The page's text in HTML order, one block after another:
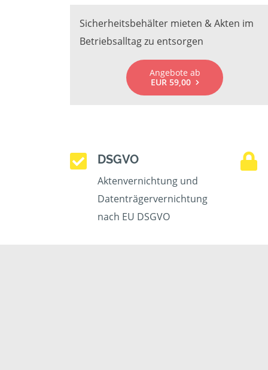
Sicherheitsbehälter mieten & Akten im
Betriebsalltag zu entsorgen
Angebote ab
EUR 59,00
DSGVO
Aktenvernichtung und
Datenträgervernichtung
nach EU DSGVO